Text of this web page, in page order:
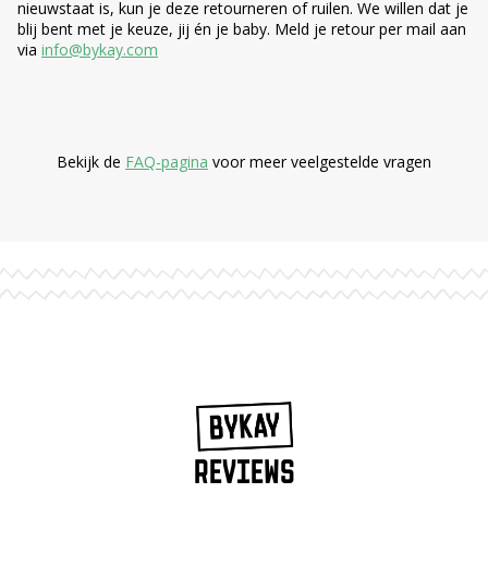
nieuwstaat is, kun je deze retourneren of ruilen. We willen dat je
blij bent met je keuze, jij én je baby. Meld je retour per mail aan
via info@bykay.com
Bekijk de FAQ-pagina voor meer veelgestelde vragen
REVIEWS